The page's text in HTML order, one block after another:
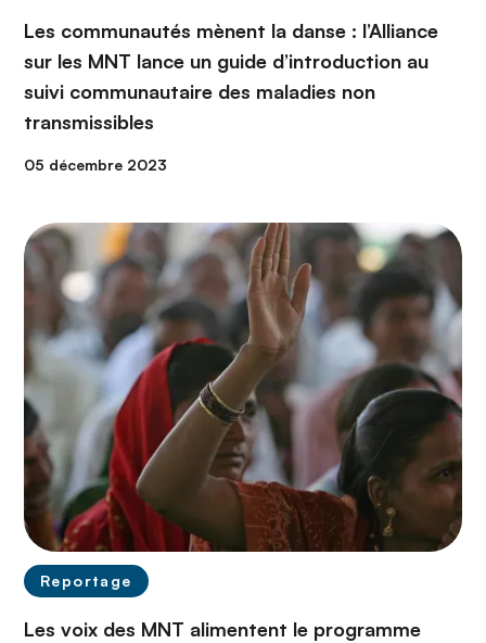
Les communautés mènent la danse : l’Alliance
sur les MNT lance un guide d’introduction au
suivi communautaire des maladies non
transmissibles
05 décembre 2023
Reportage
Les voix des MNT alimentent le programme